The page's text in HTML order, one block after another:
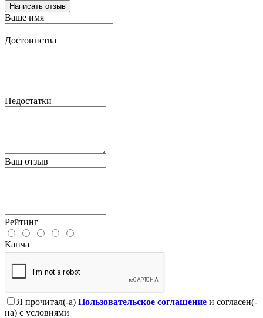
Написать отзыв
Ваше имя
Достоинства
Недостатки
Ваш отзыв
Рейтинг
Капча
Я прочитал(-а) Пользовательское соглашение и согласен(-
на) с условиями